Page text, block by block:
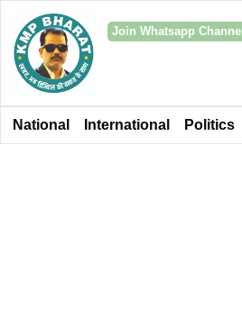
Join Whatsapp Channel
National International Politics